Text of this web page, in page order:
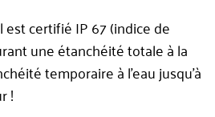
certifié IP 67 (indice de
une étanchéité totale à la
temporaire à l’eau jusqu’à
!